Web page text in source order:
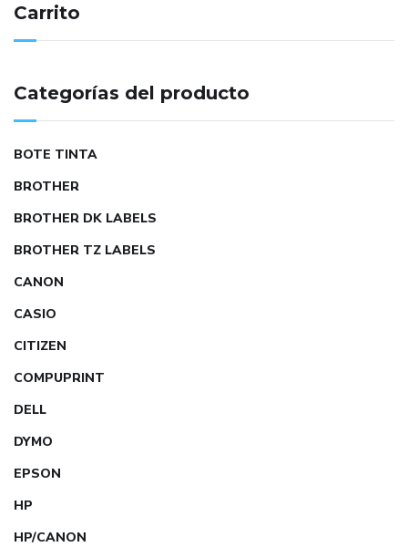
Carrito
Categorías del producto
BOTE TINTA
BROTHER
BROTHER DK LABELS
BROTHER TZ LABELS
CANON
CASIO
CITIZEN
COMPUPRINT
DELL
DYMO
EPSON
HP
HP/CANON